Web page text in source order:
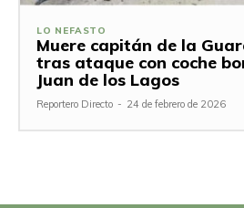
LO NEFASTO
Muere capitán de la
tras ataque con coche
Juan de los Lagos
Reportero Directo - 24 de febrero de 2026